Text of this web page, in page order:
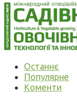
Останнє
Популярне
Коменти